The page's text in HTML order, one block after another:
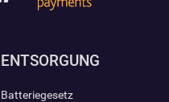
ENTSORGUNG
Batteriegesetz